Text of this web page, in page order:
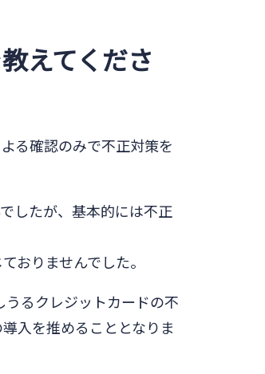
えてくださ
る確認のみで不正対策を
したが、基本的には不正
おりませんでした。
るクレジットカードの不
入を推めることとなりま